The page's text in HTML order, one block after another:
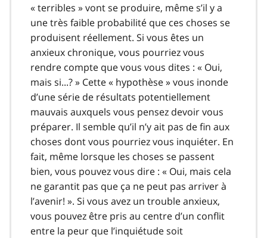
« terribles » vont se produire, même s’il y a
une très faible probabilité que ces choses se
produisent réellement. Si vous êtes un
anxieux chronique, vous pourriez vous
rendre compte que vous vous dites : « Oui,
mais si...? » Cette « hypothèse » vous inonde
d’une série de résultats potentiellement
mauvais auxquels vous pensez devoir vous
préparer. Il semble qu’il n’y ait pas de fin aux
choses dont vous pourriez vous inquiéter. En
fait, même lorsque les choses se passent
bien, vous pouvez vous dire : « Oui, mais cela
ne garantit pas que ça ne peut pas arriver à
l’avenir! ». Si vous avez un trouble anxieux,
vous pouvez être pris au centre d’un conflit
entre la peur que l’inquiétude soit